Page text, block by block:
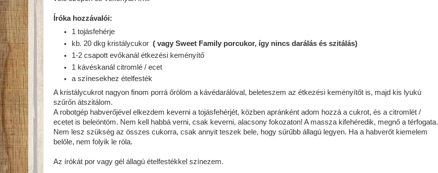
Íróka hozzávalói:
1 tojásfehérje
kb. 20 dkg kristálycukor( vagy Sweet Family porcukor, így nincs darálás és szitálás)
1-2 csapott evőkanál étkezési keményítő
1 kávéskanál citromlé / ecet
a színesekhez ételfesték
A kristálycukrot nagyon finom porrá őrölöm a kávédarálóval, beleteszem az étkezési keményítőt is, majd kis lyukú
szűrőn átszitálom.
A robotgép habverőjével elkezdem keverni a tojásfehérjét, közben apránként adom hozzá a cukrot, és a citromlét /
ecetet is beleöntöm. Nem kell habbá verni, csak keverni, alacsony fokozaton! A massza kifehéredik, megnő a térfogata.
Nem lesz szükség az összes cukorra, csak annyit teszek bele, hogy sűrűbb állagú legyen. Ha a habverőt kiemelem
belőle, nem folyik le róla.
Az írókát por vagy gél állagú ételfestékkel színezem.